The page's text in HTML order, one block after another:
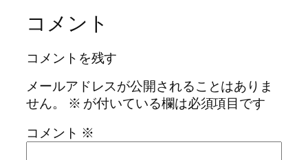
コメント
コメントを残す
メールアドレスが公開されることはありま
せん。
※ が付いている欄は必須項目です
コメント ※